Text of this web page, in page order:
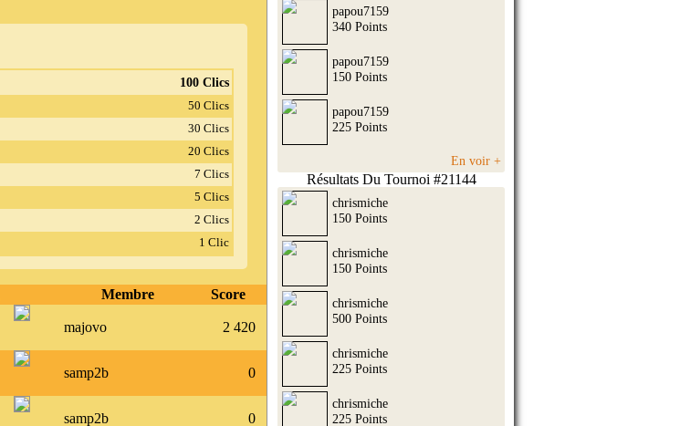
100 Clics
50 Clics
30 Clics
20 Clics
7 Clics
5 Clics
2 Clics
1 Clic
Membre Score
majovo 2 420
samp2b 0
samp2b 0
papou7159
340 Points
papou7159
150 Points
papou7159
225 Points
En voir +
Résultats Du Tournoi #21144
chrismiche
150 Points
chrismiche
150 Points
chrismiche
500 Points
chrismiche
225 Points
chrismiche
225 Points